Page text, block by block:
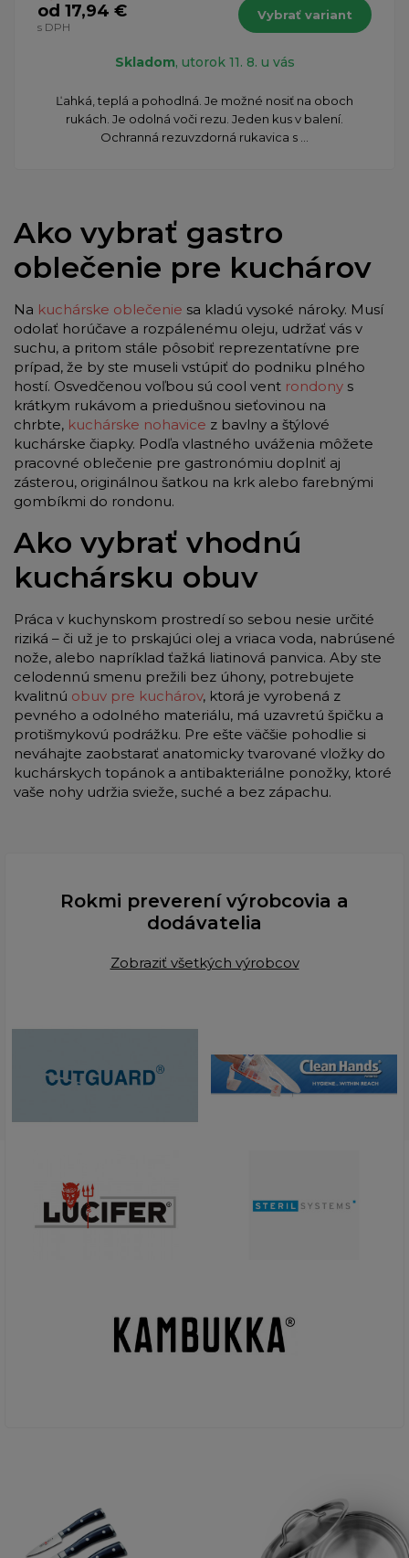
od 17,94 €
s DPH
Vybrať variant
Skladom, utorok 11. 8. u vás
Ľahká, teplá a pohodlná. Je možné nosiť na oboch
rukách. Je odolná voči rezu. Jeden kus v balení.
Ochranná rezuvzdorná rukavica s ...
Ako vybrať gastro
oblečenie pre kuchárov
Na kuchárske oblečenie sa kladú vysoké nároky. Musí
odolať horúčave a rozpálenému oleju, udržať vás v
suchu, a pritom stále pôsobiť reprezentatívne pre
prípad, že by ste museli vstúpiť do podniku plného
hostí. Osvedčenou voľbou sú cool vent rondony s
krátkym rukávom a priedušnou sieťovinou na
chrbte, kuchárske nohavice z bavlny a štýlové
kuchárske čiapky. Podľa vlastného uváženia môžete
pracovné oblečenie pre gastronómiu doplniť aj
zásterou, originálnou šatkou na krk alebo farebnými
gombíkmi do rondonu.
Ako vybrať vhodnú
kuchársku obuv
Práca v kuchynskom prostredí so sebou nesie určité
riziká – či už je to prskajúci olej a vriaca voda, nabrúsené
nože, alebo napríklad ťažká liatinová panvica. Aby ste
celodennú smenu prežili bez úhony, potrebujete
kvalitnú obuv pre kuchárov, ktorá je vyrobená z
pevného a odolného materiálu, má uzavretú špičku a
protišmykovú podrážku. Pre ešte väčšie pohodlie si
neváhajte zaobstarať anatomicky tvarované vložky do
kuchárskych topánok a antibakteriálne ponožky, ktoré
vaše nohy udržia svieže, suché a bez zápachu.
Rokmi preverení výrobcovia a
dodávatelia
Zobraziť všetkých výrobcov